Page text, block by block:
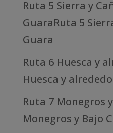
Ruta 5 Sierra y
GuaraRuta 5
Guara
Ruta 6 Huesca y
Huesca y
Ruta 7 Monegros
Monegros y Bajo